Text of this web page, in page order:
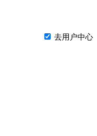
去用户中心